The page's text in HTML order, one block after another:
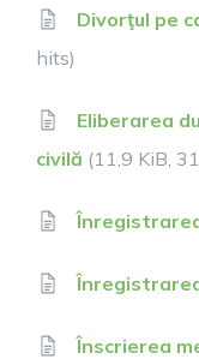
Divorţul pe
hits)
Eliberarea
civilă (11,9 KiB,
Înscrierea